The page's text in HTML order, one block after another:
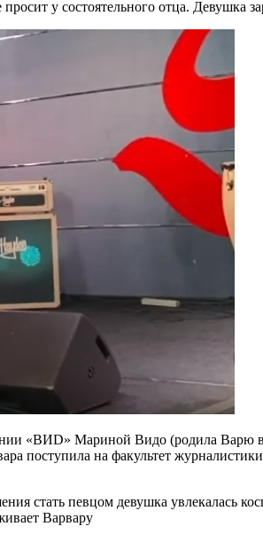
у состоятельного отца. Девушка
«BИD» Мариной Видо (родила Варю
поступила на факультет
стать певцом девушка увлекалась
Варвару